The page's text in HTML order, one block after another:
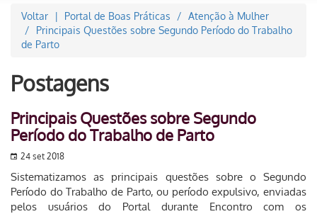
Canais
Voltar Portal de Boas Práticas
Atenção à Mulher
Principais Questões sobre Segundo Período do Trabalho
de Parto
Postagens
Principais Questões sobre Segundo
Período do Trabalho de Parto
24 set 2018
Sistematizamos as principais questões sobre o Segundo
Período do Trabalho de Parto, ou período expulsivo, enviadas
pelos usuários do Portal durante Encontro com os